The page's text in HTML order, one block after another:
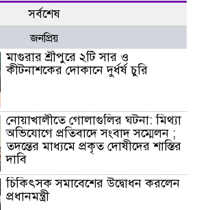
সর্বশেষ
জনপ্রিয়
মাগুরার শ্রীপুরে ২টি সার ও
কীটনাশকের দোকানে দুর্ধর্ষ চুরি
নোয়াখালীতে গোলাগুলির ঘটনা: মিথ্যা
অভিযোগে প্রতিবাদে সংবাদ সম্মেলন ;
তদন্তের মাধ্যমে প্রকৃত দোষীদের শাস্তির
দাবি
চিকিৎসক সমাবেশের উদ্বোধন করলেন
প্রধানমন্ত্রী